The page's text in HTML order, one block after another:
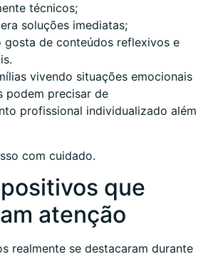
técnicos;
soluções imediatas;
gosta de conteúdos reflexivos e
vivendo situações emocionais
podem precisar de
profissional individualizado além
com cuidado.
que
atenção
realmente se destacaram durante